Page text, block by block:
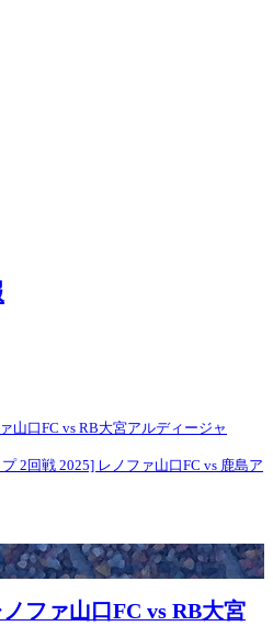
山口FC vs RB大宮アルディージャ
2回戦 2025] レノファ山口FC vs 鹿島ア
ファ山口FC vs RB大宮